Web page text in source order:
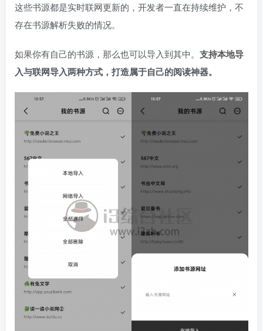
这些书源都是实时联网更新的，开发者一直在持续维护，不
存在书源解析失败的情况。
如果你有自己的书源，那么也可以导入到其中。 支持本地导
入与联网导入两种方式，打造属于自己的阅读神器。